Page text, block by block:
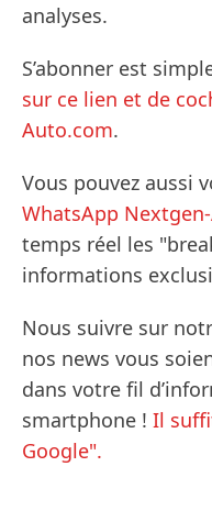
analyses.
S’abonner est
sur ce lien et de
Auto.com.
Vous pouvez aussi
WhatsApp
temps réel les
informations
Nous suivre sur
nos news vous
dans votre fil
smartphone ! Il
Google".